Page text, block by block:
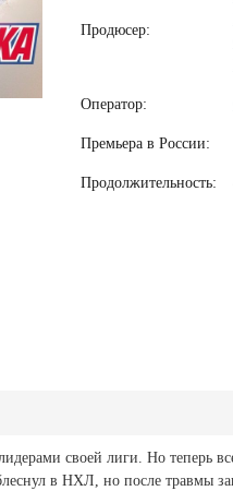
Продюсер:
Оператор:
Премьера в России:
Продолжительность:
своей лиги. Но теперь
в НХЛ, но после травмы